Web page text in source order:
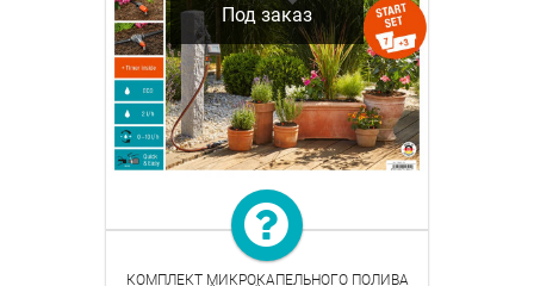
Под заказ
КОМПЛЕКТ МИКРОКАПЕЛЬНОГО ПОЛИВА